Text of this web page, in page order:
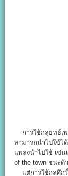
การใช้กลุยทธ์เพ
สามารถนำไปใช้ไ
แพลงนำไปใช้ เช่น
of the town ชนะด้
แต่การใช้กลศึกนี้